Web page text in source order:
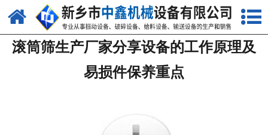
网站首页
关于我们
产品中心
滚筒筛生产厂家分享设备的工作原理及
易损件保养重点